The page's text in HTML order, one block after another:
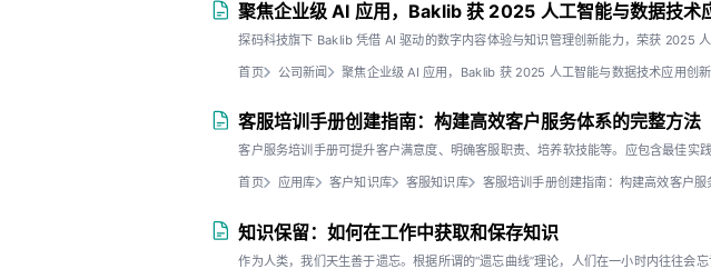
聚焦企业级 AI 应用，Baklib 获 2025 人工智能与数据技术
探码科技旗下 Baklib 凭借 AI 驱动的数字内容体验与知识管理创新能力，荣获 2025
首页 公司新闻 聚焦企业级 AI 应用，Baklib 获 2025 人工智能与数据技术应用创
客服培训手册创建指南：构建高效客户服务体系的完整方法
客户服务培训手册可提升客户满意度、明确客服职责、培养软技能等。应包含最佳实
首页 应用库 客户知识库 客服知识库 客服培训手册创建指南：构建高效客户
知识保留：如何在工作中获取和保存知识
作为人类，我们天生善于遗忘。根据所谓的“遗忘曲线”理论，人们在一小时内往往会忘